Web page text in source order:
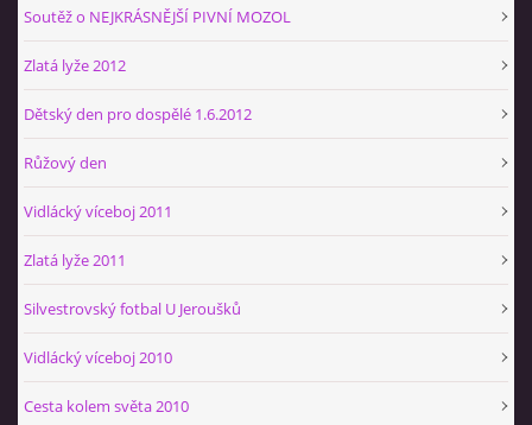
Soutěž o NEJKRÁSNĚJŠÍ PIVNÍ MOZOL
Zlatá lyže 2012
Dětský den pro dospělé 1.6.2012
Růžový den
Vidlácký víceboj 2011
Zlatá lyže 2011
Silvestrovský fotbal U Jeroušků
Vidlácký víceboj 2010
Cesta kolem světa 2010